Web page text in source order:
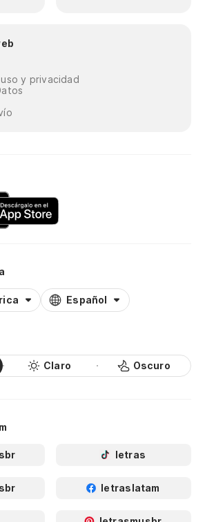
y privacidad
Español
Claro Oscuro
letras
letraslatam